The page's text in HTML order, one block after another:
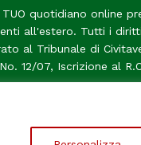
TUO quotidiano online
all'estero. Tutti i
al Tribunale di
12/07, Iscrizione al